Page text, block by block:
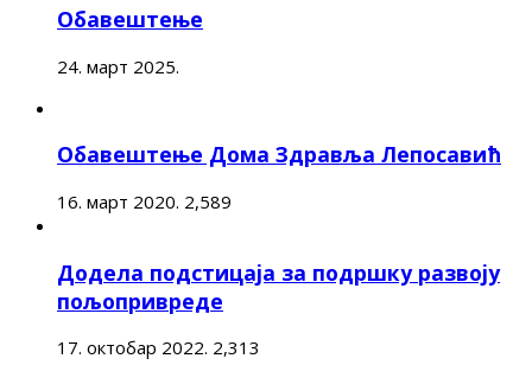
Обавештење
24. март 2025.
Обавештење Дома Здравља Лепосавић
16. март 2020. 2,589
Додела подстицаја за подршку развоју
пољопривреде
17. октобар 2022. 2,313